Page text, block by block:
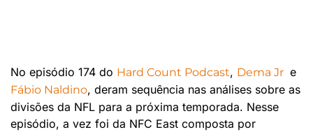
No episódio 174 do ⁠⁠⁠⁠⁠⁠⁠⁠⁠⁠⁠⁠⁠⁠⁠⁠⁠⁠Hard Count Podcast⁠⁠⁠⁠⁠⁠⁠⁠⁠⁠⁠⁠⁠⁠⁠⁠⁠⁠, ⁠⁠⁠⁠⁠⁠⁠⁠⁠⁠⁠⁠⁠⁠⁠⁠⁠⁠Dema Jr⁠⁠⁠⁠⁠⁠ ⁠⁠⁠⁠⁠⁠⁠⁠⁠⁠⁠ e
⁠⁠⁠⁠⁠⁠⁠⁠⁠⁠⁠⁠⁠⁠Fábio Naldino⁠⁠⁠⁠⁠⁠⁠⁠⁠⁠⁠⁠⁠⁠⁠⁠⁠, deram sequência nas análises sobre as
divisões da NFL para a próxima temporada. Nesse
episódio, a vez foi da NFC East composta por